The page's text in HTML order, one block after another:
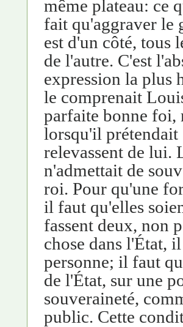
même plateau: ce
fait qu'aggraver le
est d'un côté, tous
de l'autre. C'est
expression la plus
le comprenait
parfaite bonne foi,
lorsqu'il prétendait
relevassent de
n'admettait de
roi. Pour qu'une
il faut qu'elles
fassent deux, non
chose dans l'État,
personne; il faut
de l'État, sur une
souveraineté,
public. Cette